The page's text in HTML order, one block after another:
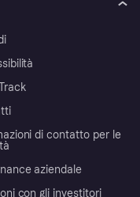
di contatto per le
aziendale
con gli investitori